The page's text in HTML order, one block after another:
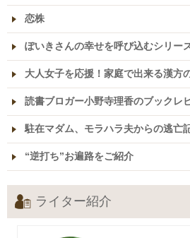
恋株
ぽいきさんの幸せを呼び込むシリー
大人女子を応援！家庭で出来る漢方
読書ブロガー小野寺理香のブックレ
駐在マダム、モラハラ夫からの逃亡
“逆打ち”お遍路をご紹介
ライター紹介